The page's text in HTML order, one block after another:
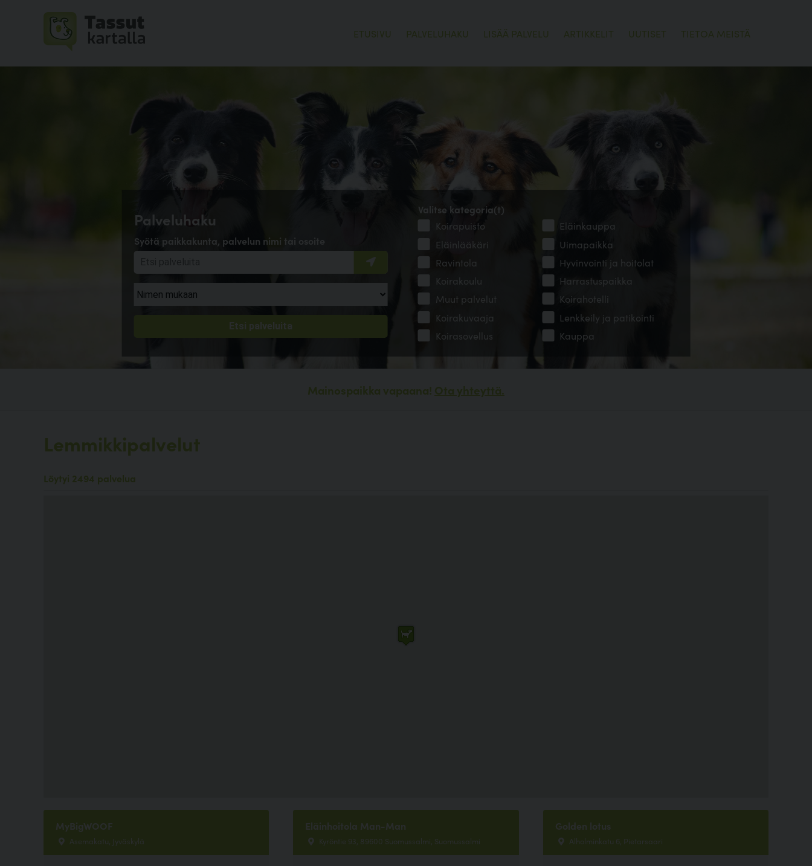
ETUSIVU PALVELUHAKU LISÄÄ PALVELU ARTIKKELIT UUTISET TIETOA MEISTÄ
Palveluhaku
Syötä paikkakunta, palvelun nimi tai osoite
Valitse kategoria(t)
Koirapuisto
Eläinkauppa
Eläinlääkäri
Uimapaikka
Ravintola
Hyvinvointi ja hoitolat
Koirakoulu
Harrastuspaikka
Muut palvelut
Koirahotelli
Koirakuvaaja
Lenkkeily ja patikointi
Koirasovellus
Kauppa
Mainospaikka vapaana! Ota yhteyttä.
Lemmikkipalvelut
Löytyi 2494 palvelua
MyBigWOOF
Asemakatu, Jyväskylä
Eläinhoitola Man-Man
Kyröntie 93, 89600 Suomussalmi, Suomussalmi
Golden lotus
Alholminkatu 6, Pietarsaari